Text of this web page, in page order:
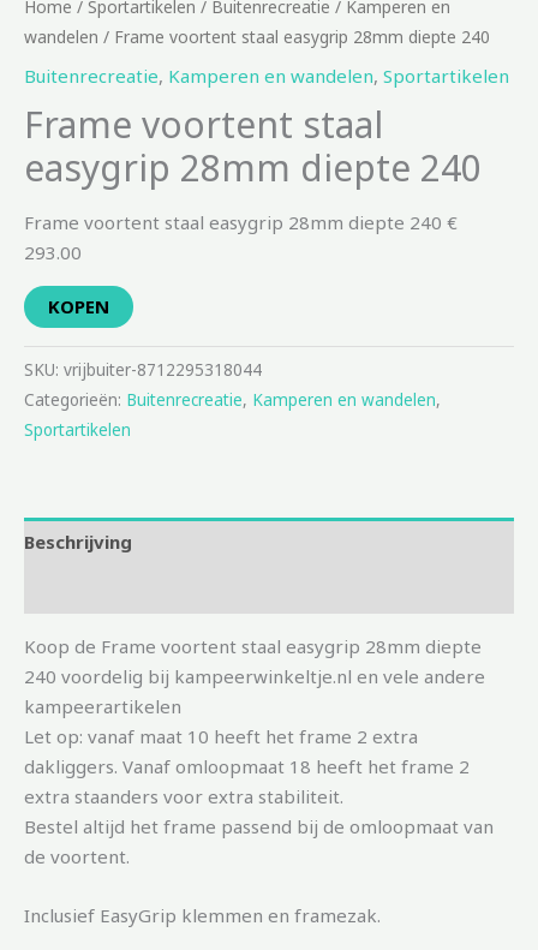
Home / Sportartikelen / Buitenrecreatie / Kamperen en
wandelen / Frame voortent staal easygrip 28mm diepte 240
Buitenrecreatie, Kamperen en wandelen, Sportartikelen
Frame voortent staal
easygrip 28mm diepte 240
Frame voortent staal easygrip 28mm diepte 240 €
293.00
KOPEN
SKU: vrijbuiter-8712295318044
Categorieën: Buitenrecreatie, Kamperen en wandelen,
Sportartikelen
Beschrijving
Koop de Frame voortent staal easygrip 28mm diepte
240 voordelig bij kampeerwinkeltje.nl en vele andere
kampeerartikelen
Let op: vanaf maat 10 heeft het frame 2 extra
dakliggers. Vanaf omloopmaat 18 heeft het frame 2
extra staanders voor extra stabiliteit.
Bestel altijd het frame passend bij de omloopmaat van
de voortent.
Inclusief EasyGrip klemmen en framezak.